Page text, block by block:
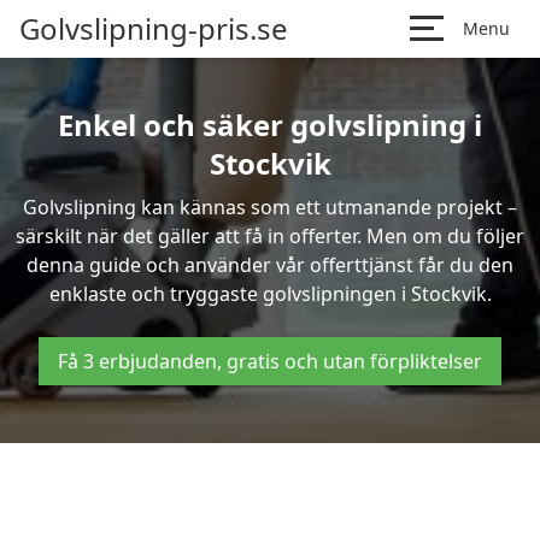
Golvslipning-pris.se Menu
Enkel och säker golvslipning i
Stockvik
Golvslipning kan kännas som ett utmanande projekt –
särskilt när det gäller att få in offerter. Men om du följer
denna guide och använder vår offerttjänst får du den
enklaste och tryggaste golvslipningen i Stockvik.
Få 3 erbjudanden, gratis och utan förpliktelser